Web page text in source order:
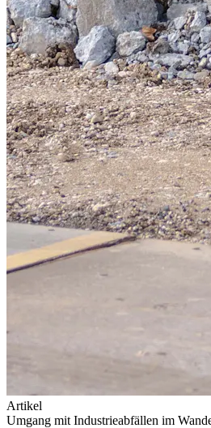
Artikel
Umgang mit Industrieabfällen im